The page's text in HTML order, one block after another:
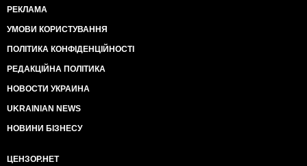
РЕКЛАМА
УМОВИ КОРИСТУВАННЯ
ПОЛІТИКА КОНФІДЕНЦІЙНОСТІ
РЕДАКЦІЙНА ПОЛІТИКА
НОВОСТИ УКРАИНА
UKRAINIAN NEWS
НОВИНИ БІЗНЕСУ
ЦЕНЗОР.НЕТ